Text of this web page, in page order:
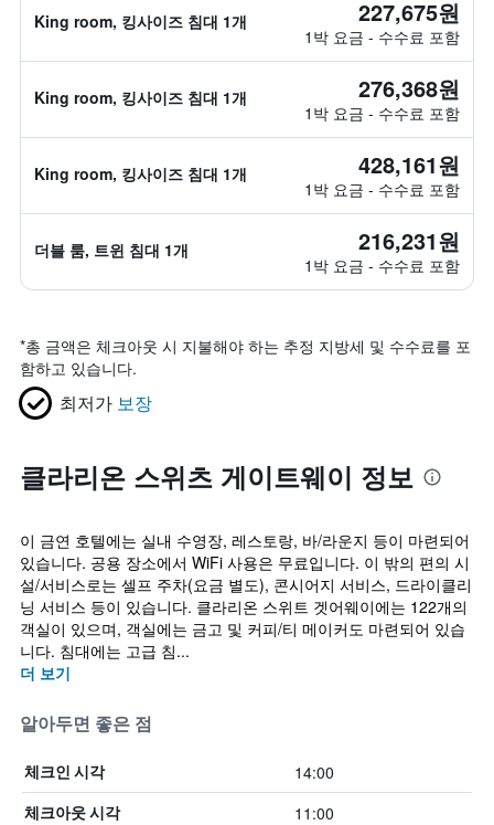
King room, 킹사이즈 침대 1개 227,675원
1박 요금 - 수수료 포함
King room, 킹사이즈 침대 1개 276,368원
1박 요금 - 수수료 포함
King room, 킹사이즈 침대 1개 428,161원
1박 요금 - 수수료 포함
더블 룸, 트윈 침대 1개 216,231원
1박 요금 - 수수료 포함
*총 금액은 체크아웃 시 지불해야 하는 추정 지방세 및 수수료를 포
함하고 있습니다.
최저가 보장
클라리온 스위츠 게이트웨이 정보
이 금연 호텔에는 실내 수영장, 레스토랑, 바/라운지 등이 마련되어
있습니다. 공용 장소에서 WiFi 사용은 무료입니다. 이 밖의 편의 시
설/서비스로는 셀프 주차(요금 별도), 콘시어지 서비스, 드라이클리
닝 서비스 등이 있습니다. 클라리온 스위트 겟어웨이에는 122개의
객실이 있으며, 객실에는 금고 및 커피/티 메이커도 마련되어 있습
니다. 침대에는 고급 침...
더 보기
알아두면 좋은 점
체크인 시각 14:00
체크아웃 시각 11:00